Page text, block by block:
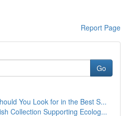
Report Page
Go
You Look for in the Best S...
Collection Supporting Ecolog...